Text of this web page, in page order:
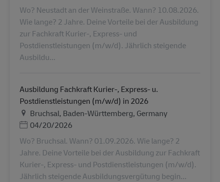
Wo? Neustadt an der Weinstraße. Wann? 10.08.2026.
Wie lange? 2 Jahre. Deine Vorteile bei der Ausbildung
zur Fachkraft Kurier-, Express- und
Postdienstleistungen (m/w/d). Jährlich steigende
Ausbildu...
Ausbildung Fachkraft Kurier-, Express- u.
Postdienstleistungen (m/w/d) in 2026
地点Bruchsal, Baden-Württemberg, Germany
Posted Date
04/20/2026
Wo? Bruchsal. Wann? 01.09.2026. Wie lange? 2
Jahre. Deine Vorteile bei der Ausbildung zur Fachkraft
Kurier-, Express- und Postdienstleistungen (m/w/d).
Jährlich steigende Ausbildungsvergütung begin...